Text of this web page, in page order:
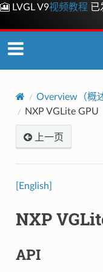
🎦 LVGL V9视频教程 已
Overview（概
NXP VGLite GPU
上一页
[English]
NXP
API